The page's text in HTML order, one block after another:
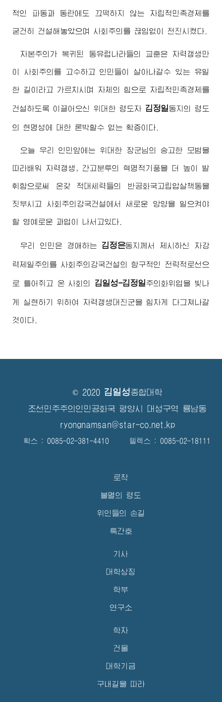
적인 파동과 동란에도 끄떡하지 않는 자립적민족경제를
굳건히 건설해놓았으며 사회주의를 끊임없이 전진시켰다.
자본주의가 복귀된 동유럽나라들의 교훈은 자력갱생만
이 사회주의를 고수하고 인민들이 살아나갈수 있는 유일
한 길이라고 가르치시며 자체의 힘으로 자립적민족경제를
건설하도록 이끌어오신 위대한 령도자 김정일동지 의 령도
의 현명성에 대한 론박할수 없는 확증이다.
오늘 우리 인민앞에는 위대한 장군님 의 숭고한 모범을
따라배워 자력갱생, 간고분투의 혁명적기풍을 더 높이 발
휘함으로써 온갖 적대세력들의 반공화국고립압살책동을
짓부시고 사회주의강국건설에서 새로운 앙양을 일으켜야
할 영예로운 과업이 나서고있다.
우리 인민은 경애하는 김정은동지 께서 제시하신 자강
력제일주의를 사회주의강국건설의 항구적인 전략적로선으
로 틀어쥐고 온 사회의 김일성-김정일주의화위업을 빛나
게 실현하기 위하여 자력갱생대진군을 힘차게 다그쳐나갈
것이다.
© 2020 김일성종합대학
조선민주주의인민공화국 평양시 대성구역 룡남동
ryongnamsan@star-co.net.kp
확스 : 0085-02-381-4410 텔렉스 : 0085-02-18111
로작
불멸의 령도
위인들의 손길
특간호
기사
대학상징
학부
연구소
학자
건물
대학기금
구내길을 따라